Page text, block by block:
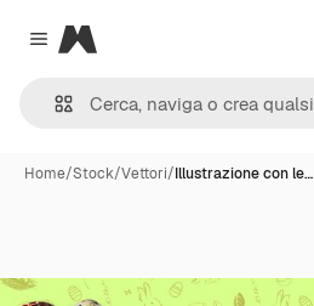
Close menu
Magnific
Home/Stock/Vettori/Illustrazione con le…